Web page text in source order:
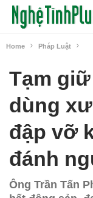
Home Pháp Luật
Tạm
dùng
đập vỡ
đánh
Ông Trần Tấn